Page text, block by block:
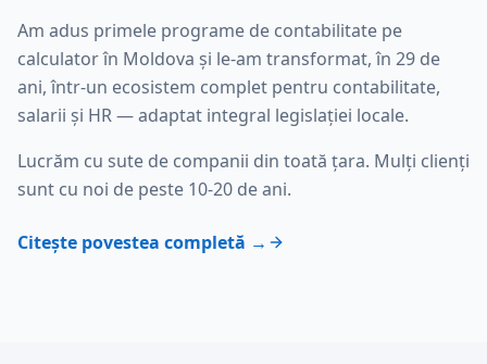
Am adus primele programe de contabilitate pe
calculator în Moldova și le-am transformat, în 29 de
ani, într-un ecosistem complet pentru contabilitate,
salarii și HR — adaptat integral legislației locale.
Lucrăm cu sute de companii din toată țara. Mulți clienți
sunt cu noi de peste 10-20 de ani.
Citește povestea completă →